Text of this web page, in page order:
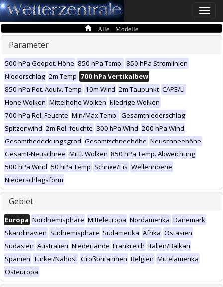
Toggle
Alle Modelle
Parameter
500 hPa Geopot. Höhe 850 hPa Temp. 850 hPa Stromlinien
Niederschlag 2m Temp 700 hPa Vertikalbew
850 hPa Pot. Äquiv. Temp 10m Wind 2m Taupunkt CAPE/LI
Hohe Wolken Mittelhohe Wolken Niedrige Wolken
700 hPa Rel. Feuchte Min/Max Temp. Gesamtniederschlag
Spitzenwind 2m Rel. feuchte 300 hPa Wind 200 hPa Wind
Gesamtbedeckungsgrad Gesamtschneehöhe Neuschneehöhe
Gesamt-Neuschnee Mittl. Wolken 850 hPa Temp. Abweichung
500 hPa Wind 50 hPa Temp Schnee/Eis Wellenhoehe
Niederschlagsform
Gebiet
Europa Nordhemisphäre Mitteleuropa Nordamerika Dänemark
Skandinavien Südhemisphäre Südamerika Afrika Ostasien
Südasien Australien Niederlande Frankreich Italien/Balkan
Spanien Türkei/Nahost Großbritannien Belgien Mittelamerika
Osteuropa